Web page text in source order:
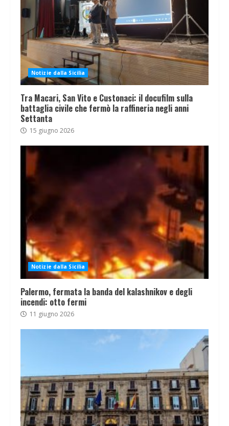
Notizie dalla Sicilia
Tra Macari, San Vito e Custonaci: il docufilm sulla
battaglia civile che fermò la raffineria negli anni
Settanta
15 giugno 2026
Notizie dalla Sicilia
Palermo, fermata la banda del kalashnikov e degli
incendi: otto fermi
11 giugno 2026